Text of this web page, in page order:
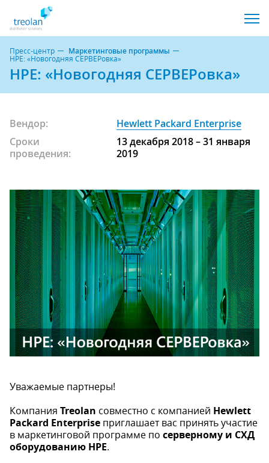
Пресс-центр Маркетинговые программы
HPE: «Новогодняя СЕРВЕРовка»
HPE: «Новогодняя СЕРВЕРовка»
Вендор:
Hewlett Packard Enterprise
Сроки
проведения:
13 декабря 2018 – 31 января
2019
Уважаемые партнеры!
Компания Treolan совместно с компанией Hewlett
Packard Enterprise приглашает вас принять участие
в маркетинговой программе по серверному и СХД
оборудованию HPE.